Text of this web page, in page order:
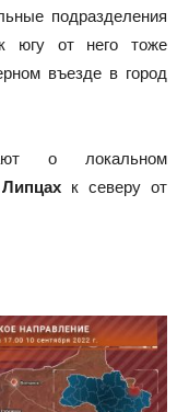
подразделения
югу от него тоже
въезде в город
о локальном
Липцах к северу от